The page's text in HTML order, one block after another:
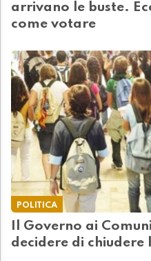
arrivano le buste.
come votare
POLITICA
Il Governo ai
decidere di chiudere